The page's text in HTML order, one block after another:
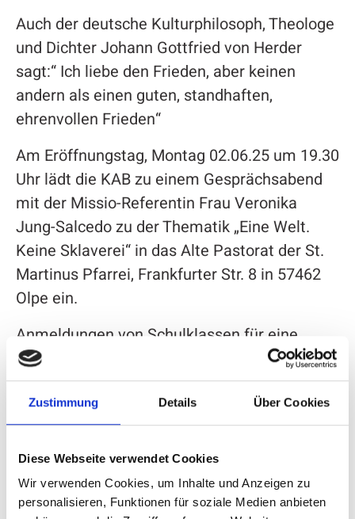
Zustimmung Details Über Cookies
Diese Webseite verwendet Cookies
Wir verwenden Cookies, um Inhalte und Anzeigen zu
personalisieren, Funktionen für soziale Medien anbieten
Auch der deutsche Kulturphilosoph, Theologe
und Dichter Johann Gottfried von Herder
sagt:“ Ich liebe den Frieden, aber keinen
andern als einen guten, standhaften,
ehrenvollen Frieden“
Am Eröffnungstag, Montag 02.06.25 um 19.30
Uhr lädt die KAB zu einem Gesprächsabend
mit der Missio-Referentin Frau Veronika
Jung-Salcedo zu der Thematik „Eine Welt.
Keine Sklaverei“ in das Alte Pastorat der St.
Martinus Pfarrei, Frankfurter Str. 8 in 57462
Olpe ein.
Anmeldungen von Schulklassen für eine
Besichtigung des Trucks liegen bereits vor.
Von Dienstag bis Donnerstag kann die
Ausstellung im Truck von Interessierten ab
14.00 Uhr besucht werden.